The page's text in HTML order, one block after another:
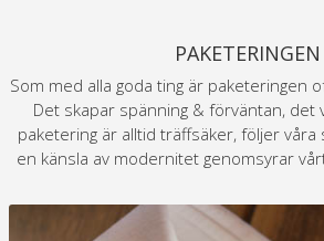
PAKETERINGEN
Som med alla goda ting är paketeringen
Det skapar spänning & förväntan, det
paketering är alltid träffsäker, följer
en känsla av modernitet genomsyrar